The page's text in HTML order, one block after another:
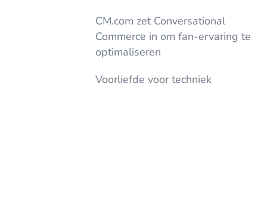
CM.com zet Conversational
Commerce in om fan-ervaring te
optimaliseren
Voorliefde voor techniek